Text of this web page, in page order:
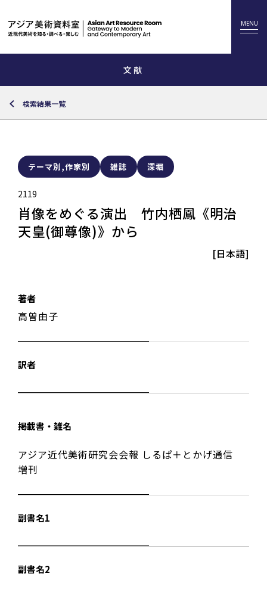
文献
検索結果一覧
テーマ別,作家別 雑誌 深堀
2119
肖像をめぐる演出 竹内栖鳳《明治
天皇(御尊像)》から
[日本語]
著者
高曽由子
訳者
掲載書・雑名
アジア近代美術研究会会報 しるぱ＋とかげ通信
増刊
副書名1
副書名2